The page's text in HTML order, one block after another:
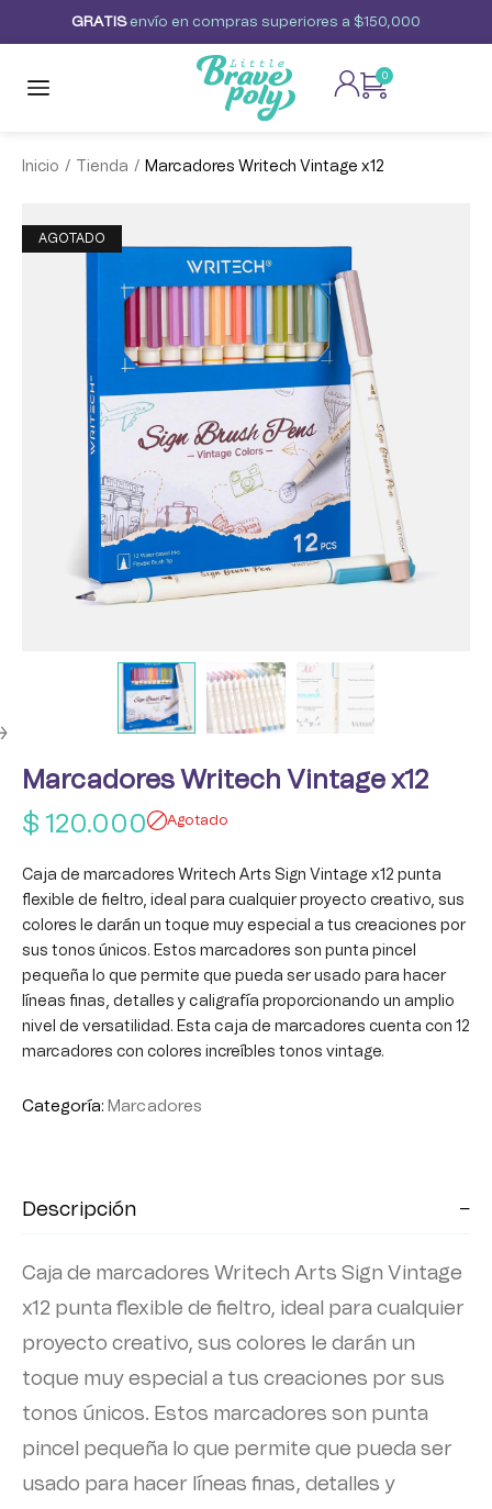
GRAT S envío en compras superiores a $150,000
0
Inicio / Tienda / Marcadores Writech Vintage x12
AGOTADO
Marcadores Writech Vintage x12
$ 120.000 Agotado
Caja de marcadores Writech Arts Sign Vintage x12 punta
flexible de fieltro, ideal para cualquier proyecto creativo, sus
colores le darán un toque muy especial a tus creaciones por
sus tonos únicos. Estos marcadores son punta pincel
pequeña lo que permite que pueda ser usado para hacer
líneas finas, detalles y caligrafía proporcionando un amplio
nivel de versatilidad. Esta caja de marcadores cuenta con 12
marcadores con colores increíbles tonos vintage.
Categoría: Marcadores
Descripción
Caja de marcadores Writech Arts Sign Vintage
x12 punta flexible de fieltro, ideal para cualquier
proyecto creativo, sus colores le darán un
toque muy especial a tus creaciones por sus
tonos únicos. Estos marcadores son punta
pincel pequeña lo que permite que pueda ser
usado para hacer líneas finas, detalles y